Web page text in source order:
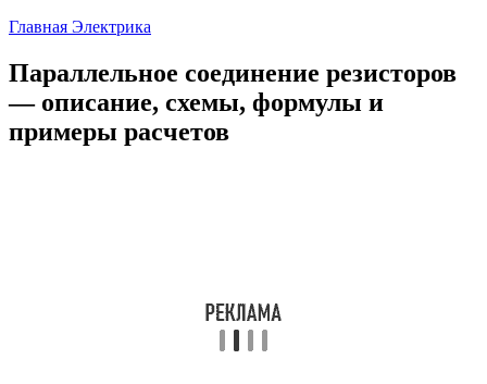
Главная Электрика
Параллельное соединение резисторов
— описание, схемы, формулы и
примеры расчетов